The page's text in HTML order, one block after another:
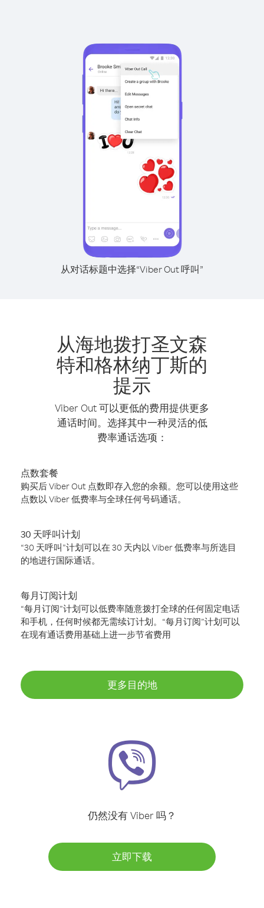
从对话标题中选择“Viber Out 呼叫”
从海地拨打圣文森
特和格林纳丁斯的
提示
Viber Out 可以更低的费用提供更多
通话时间。选择其中一种灵活的低
费率通话选项：
点数套餐
购买后 Viber Out 点数即存入您的余额。您可以使用这些
点数以 Viber 低费率与全球任何号码通话。
30 天呼叫计划
“30 天呼叫”计划可以在 30 天内以 Viber 低费率与所选目
的地进行国际通话。
每月订阅计划
“每月订阅”计划可以低费率随意拨打全球的任何固定电话
和手机，任何时候都无需续订计划。“每月订阅”计划可以
在现有通话费用基础上进一步节省费用
更多目的地
仍然没有 Viber 吗？
立即下载